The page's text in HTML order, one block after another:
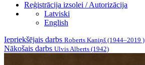
Reģistrācija izsolei / Autorizācija
Latviski
English
Iepriekšējais darbs Roberts Kaniņš (1944–2019 )
Nākošais darbs Ulvis Alberts (1942)